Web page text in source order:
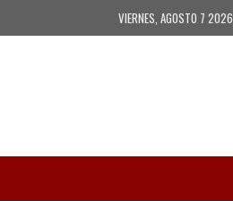
VIERNES, AGOSTO 7 2026